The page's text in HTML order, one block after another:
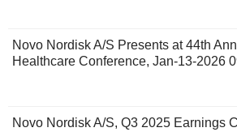
Novo Nordisk A/S Presents at 44th
Healthcare Conference, Jan-13-2026
Novo Nordisk A/S, Q3 2025 Earnings